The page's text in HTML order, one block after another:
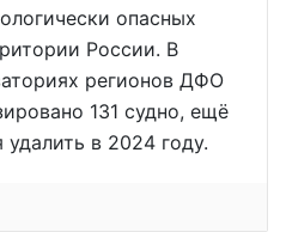
опасных
России. В
регионов ДФО
131 судно, ещё
удалить в 2024 году.